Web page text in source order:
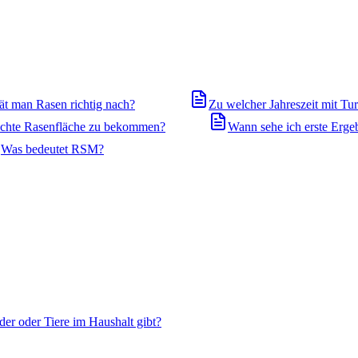
man Rasen richtig nach?
Zu welcher Jahreszeit mit
Rasenfläche zu bekommen?
Wann sehe ich erste
Was bedeutet RSM?
oder Tiere im Haushalt gibt?